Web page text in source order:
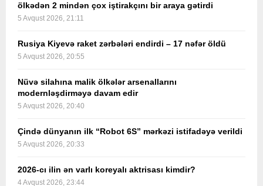
ölkədən 2 mindən çox iştirakçını bir araya gətirdi
5 Avqust 2026, 21:11
Rusiya Kiyevə raket zərbələri endirdi – 17 nəfər öldü
5 Avqust 2026, 20:55
Nüvə silahına malik ölkələr arsenallarını
modernləşdirməyə davam edir
5 Avqust 2026, 20:40
Çində dünyanın ilk “Robot 6S” mərkəzi istifadəyə verildi
5 Avqust 2026, 20:33
2026-cı ilin ən varlı koreyalı aktrisası kimdir?
4 Avqust 2026, 23:44